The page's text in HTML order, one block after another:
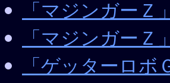
「マジンガーＺ
「マジンガーＺ
「ゲッターロボ